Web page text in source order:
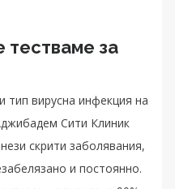
тестваме за
тип вирусна инфекция на
Сити Клиник
скрити заболявания,
и постоянно.